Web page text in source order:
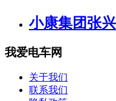
小康集团张
我爱电车网
关于我们
联系我们